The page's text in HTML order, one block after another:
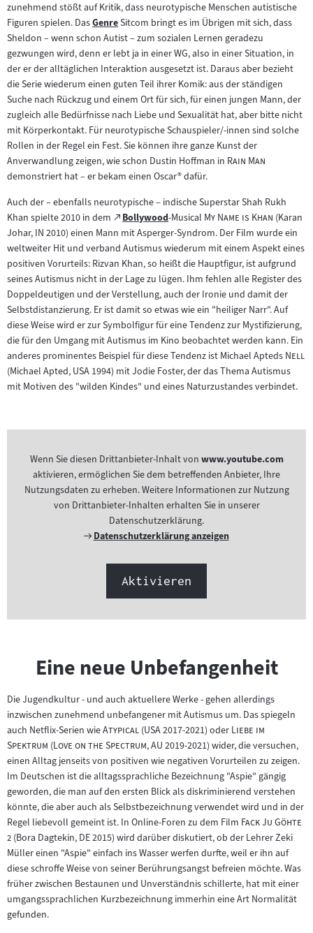
zunehmend stößt auf Kritik, dass neurotypische Menschen autistische
Figuren spielen. DasZum
Inhalt:
GenreSitcom bringt es im Übrigen mit sich, dass
Sheldon – wenn schon Autist – zum sozialen Lernen geradezu
gezwungen wird, denn er lebt ja in einer WG, also in einer Situation, in
der er der alltäglichen Interaktion ausgesetzt ist. Daraus aber bezieht
die Serie wiederum einen guten Teil ihrer Komik: aus der ständigen
Suche nach Rückzug und einem Ort für sich, für einen jungen Mann, der
zugleich alle Bedürfnisse nach Liebe und Sexualität hat, aber bitte nicht
mit Körperkontakt. Für neurotypische Schauspieler/-innen sind solche
Rollen in der Regel ein Fest. Sie können ihre ganze Kunst der
Anverwandlung zeigen, wie schon Dustin Hoffman in "Rain Man
demonstriert hat – er bekam einen Oscar® dafür.
Auch der – ebenfalls neurotypische – indische Superstar Shah Rukh
Khan spielte 2010 in dem
Zum
externen
Inhalt:
Bollywood
(öffnet
im
neuen
Tab)
-Musical "
My Name is Khan "(Karan
Johar, IN 2010) einen Mann mit Asperger-Syndrom. Der Film wurde ein
weltweiter Hit und verband Autismus wiederum mit einem Aspekt eines
positiven Vorurteils: Rizvan Khan, so heißt die Hauptfigur, ist aufgrund
seines Autismus nicht in der Lage zu lügen. Ihm fehlen alle Register des
Doppeldeutigen und der Verstellung, auch der Ironie und damit der
Selbstdistanzierung. Er ist damit so etwas wie ein "heiliger Narr". Auf
diese Weise wird er zur Symbolfigur für eine Tendenz zur Mystifizierung,
die für den Umgang mit Autismus im Kino beobachtet werden kann. Ein
anderes prominentes Beispiel für diese Tendenz ist Michael Apteds "Nell"
(Michael Apted, USA 1994) mit Jodie Foster, der das Thema Autismus
mit Motiven des "wilden Kindes" und eines Naturzustandes verbindet.
Wenn Sie diesen Drittanbieter-Inhalt von www.youtube.com
aktivieren, ermöglichen Sie dem betreffenden Anbieter, Ihre
Nutzungsdaten zu erheben. Weitere Informationen zur Nutzung
von Drittanbieter-Inhalten erhalten Sie in unserer
Datenschutzerklärung.
Externer
Datenschutzerklärung anzeigen
Aktivieren
Eine neue Unbefangenheit
Die Jugendkultur - und auch aktuellere Werke - gehen allerdings
inzwischen zunehmend unbefangener mit Autismus um. Das spiegeln
auch Netflix-Serien wie"
Atypical"(USA 2017-2021) oder "Liebe im
Spektrum "("Love on the Spectrum", AU 2019-2021) wider, die versuchen,
einen Alltag jenseits von positiven wie negativen Vorurteilen zu zeigen.
Im Deutschen ist die alltagssprachliche Bezeichnung "Aspie" gängig
geworden, die man auf den ersten Blick als diskriminierend verstehen
könnte, die aber auch als Selbstbezeichnung verwendet wird und in der
Regel liebevoll gemeint ist. In Online-Foren zu dem Film "Fack Ju Göhte
2"(Bora Dagtekin, DE 2015) wird darüber diskutiert, ob der Lehrer Zeki
Müller einen "Aspie" einfach ins Wasser werfen durfte, weil er ihn auf
diese schroffe Weise von seiner Berührungsangst befreien möchte. Was
früher zwischen Bestaunen und Unverständnis schillerte, hat mit einer
umgangssprachlichen Kurzbezeichnung immerhin eine Art Normalität
gefunden.